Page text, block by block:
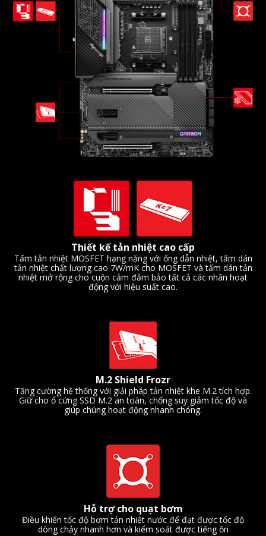
Thiết kế tản nhiệt cao cấp
Tấm tản nhiệt MOSFET hạng nặng với ống dẫn nhiệt, tấm dán
tản nhiệt chất lượng cao 7W/mK cho MOSFET và tấm dán tản
nhiệt mở rộng cho cuộn cảm đảm bảo tất cả các nhân hoạt
động với hiệu suất cao.
M.2 Shield Frozr
Tăng cường hệ thống với giải pháp tản nhiệt khe M.2 tích hợp.
Giữ cho ổ cứng SSD M.2 an toàn, chống suy giảm tốc độ và
giúp chúng hoạt động nhanh chóng.
Hỗ trợ cho quạt bơm
Điều khiển tốc độ bơm tản nhiệt nước để đạt được tốc độ
dòng chảy nhanh hơn và kiểm soát được tiếng ồn